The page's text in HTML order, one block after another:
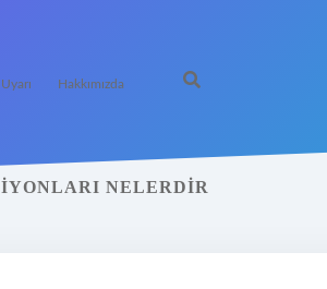
Hakkımızda
NELERDIR